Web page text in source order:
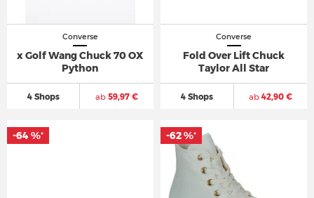
Converse
x Golf Wang Chuck 70 OX
Python
4 Shops ab59,97 €
Converse
Fold Over Lift Chuck
Taylor All Star
4 Shops ab42,90 €
-64 %* -62 %*